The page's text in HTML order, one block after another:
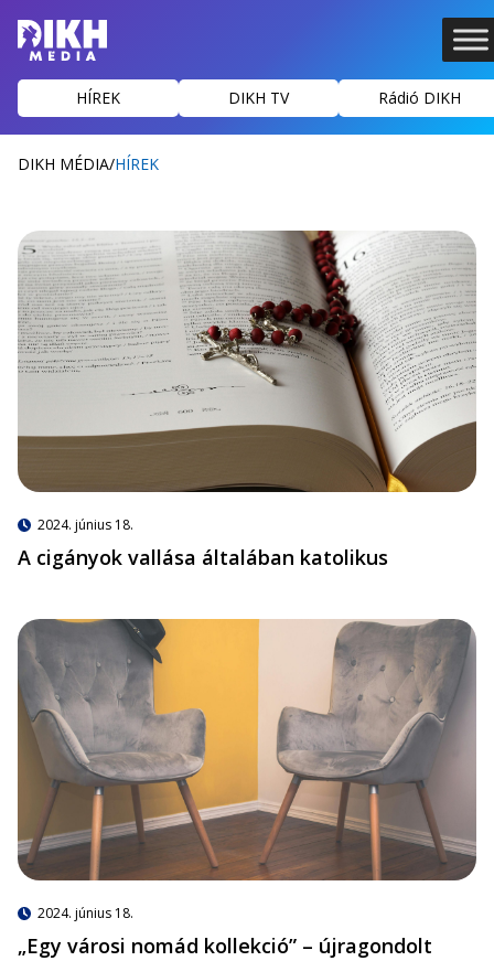
HÍREK DIKH TV Rádió DIKH
DIKH MÉDIA/HÍREK
2024. június 18.
A cigányok vallása általában katolikus
2024. június 18.
„Egy városi nomád kollekció” – újragondolt